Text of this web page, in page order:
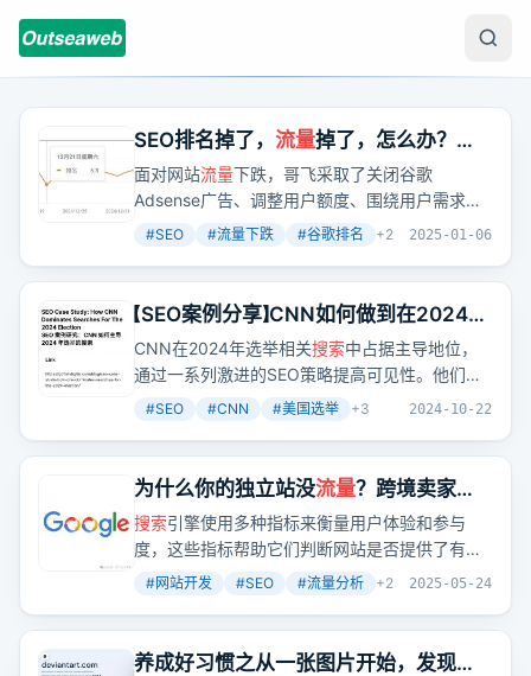
SEO排名掉了， 流量掉了，怎么办？看
哥飞给你表演妙手回春
面对网站流量下跌，哥飞采取了关闭谷歌
Adsense广告、调整用户额度、围绕用户需求开
发小工具等措施，有效提升了跳出率、人均访问
排名至关重要。
#SEO #流量下跌 #谷歌排名 +2 2025-01-06
【SEO案例分享】CNN如何做到在2024年
美国选举相关搜索中霸占排名
CNN在2024年选举相关搜索中占据主导地位，
通过一系列激进的SEO策略提高可见性。他们每
天发布新的URL，包含日期以传递新鲜度信号，
容更新，并刷新时间戳，展示内容的时效性。高
质量的相关图片和确保主页链接到重要内容也是
成功的关键因素。
#SEO #CNN #美国选举 +3 2024-10-22
为什么你的独立站没流量？跨境卖家必
学的Google SEO实战技巧！
搜索引擎使用多种指标来衡量用户体验和参与
度，这些指标帮助它们判断网站是否提供了有价
值和用户友好的内容。跳出率、停留时间和用户
参与度？哪些工具和技术可以提高网站内容的可
读性？
#网站开发 #SEO #流量分析 +2 2025-05-24
养成好习惯之从一张图片开始，发现一